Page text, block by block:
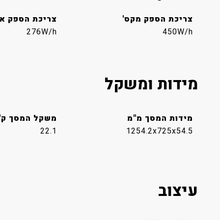
צריכת הספק מקס'
450W/h
צריכת הספק
276W/h
מידות ומשקל
מידות המסך מ"מ
1254.2x725x54.5
משקל המסך
22.1
עיצוב